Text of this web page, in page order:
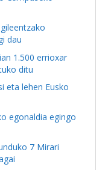
dau
1.500 errioxar
ditu
eta lehen Eusko
egonaldia egingo
7 Mirari